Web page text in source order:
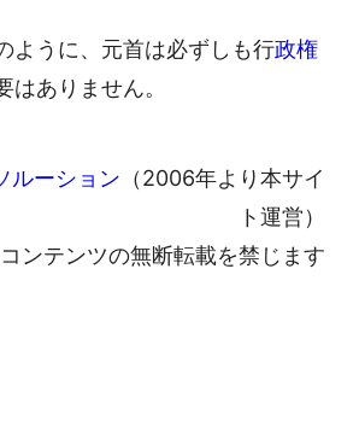
ように、元首は必ずしも行政権
はありません。
ルーション （2006年より本サイ
ト運営）
ンテンツの無断転載を禁じます